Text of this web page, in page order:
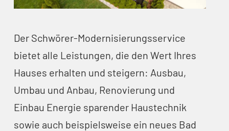
Der Schwörer-Modernisierungsservice
bietet alle Leistungen, die den Wert Ihres
Hauses erhalten und steigern: Ausbau,
Umbau und Anbau, Renovierung und
Einbau Energie sparender Haustechnik
sowie auch beispielsweise ein neues Bad